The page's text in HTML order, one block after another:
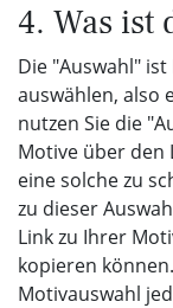
4. Was ist
Die "Auswahl"
auswählen, also
nutzen Sie die
Motive über den
eine solche zu
zu dieser
Link zu Ihrer
kopieren
Motivauswahl